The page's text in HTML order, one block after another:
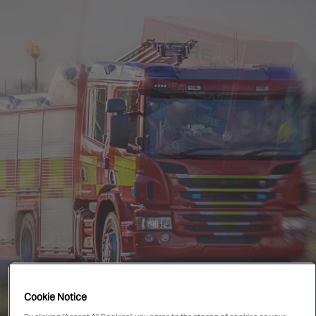
Austria
Germany
Ireland
Spain
Netherlands
United Kingdom
Switzerland
Cookie Notice